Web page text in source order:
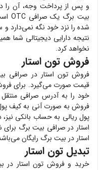
و پس از پرداخت وجه، آن را
بیت برگ یک صرافی OTC است، یعنی هیچ گاه
شده را نزد خود نگه نمی‌دارد
نتیجه دارایی دیجیتالی شما
نخواهد کرد.
فروش تون استار
فروش تون استار در صرافی
قیمت صورت می‌گیرد. برای
خود را به آدرس صرافی
فروش به صورت آنی به کیف پول
پول ریالی به حساب بانکی
استار در صرافی بیت برگ برای
استار در بیت برگ رایگان
تبدیل تون استار
خرید و فروش تون استار در